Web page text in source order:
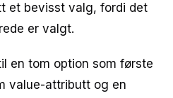
et bevisst valg, fordi det
er valgt.
en tom option som første
value-attributt og en